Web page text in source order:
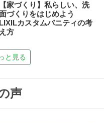
【家づくり】私らしい、洗
づくりをはじめよう
LIXILカスタムバニティの考
え方
と見る
声